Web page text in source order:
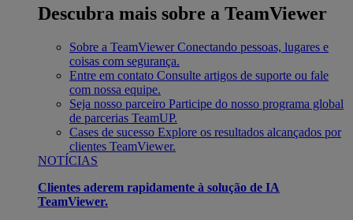
Descubra mais sobre a TeamViewer
Sobre a TeamViewer Conectando pessoas, lugares e
coisas com segurança.
Entre em contato Consulte artigos de suporte ou fale
com nossa equipe.
Seja nosso parceiro Participe do nosso programa global
de parcerias TeamUP.
Cases de sucesso Explore os resultados alcançados por
clientes TeamViewer.
NOTÍCIAS
Clientes aderem rapidamente à solução de IA
TeamViewer.